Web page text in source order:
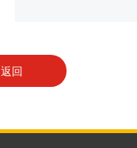
返回